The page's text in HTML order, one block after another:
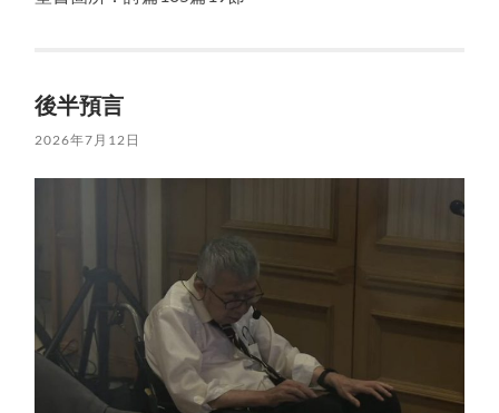
後半預言
2026年7月12日